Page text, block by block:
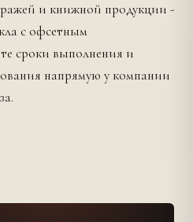
и книжной продукции -
с офсетным
сроки выполнения и
напрямую у компании